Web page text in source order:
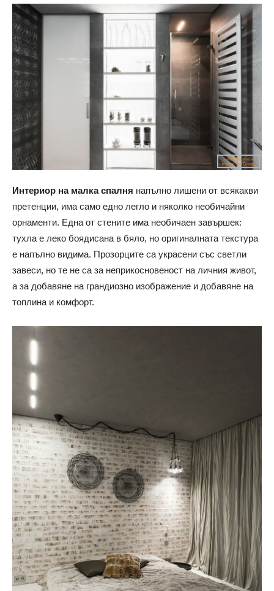
Интериор на малка спалня напълно лишени от всякакви
претенции, има само едно легло и няколко необичайни
орнаменти. Една от стените има необичаен завършек:
тухла е леко боядисана в бяло, но оригиналната текстура
е напълно видима. Прозорците са украсени със светли
завеси, но те не са за неприкосновеност на личния живот,
а за добавяне на грандиозно изображение и добавяне на
топлина и комфорт.